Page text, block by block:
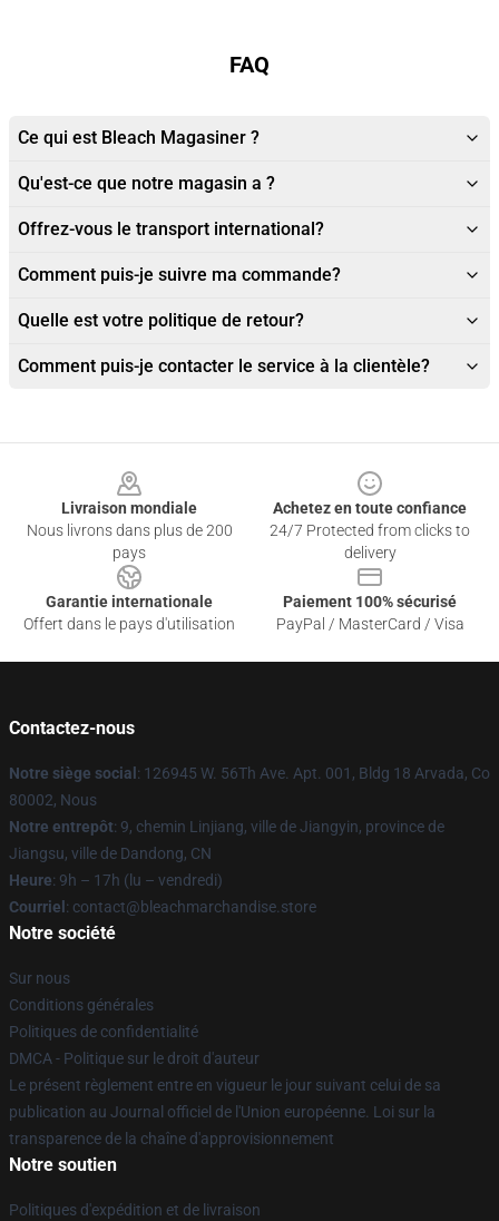
FAQ
Ce qui est Bleach Magasiner ?
Qu'est-ce que notre magasin a ?
Offrez-vous le transport international?
Comment puis-je suivre ma commande?
Quelle est votre politique de retour?
Comment puis-je contacter le service à la clientèle?
Livraison mondiale
Nous livrons dans plus de 200
pays
Achetez en toute confiance
24/7 Protected from clicks to
delivery
Garantie internationale
Offert dans le pays d'utilisation
Paiement 100% sécurisé
PayPal / MasterCard / Visa
Contactez-nous
Notre siège social : 126945 W. 56Th Ave. Apt. 001, Bldg 18 Arvada, Co
80002, Nous
Notre entrepôt: 9, chemin Linjiang, ville de Jiangyin, province de
Jiangsu, ville de Dandong, CN
Heure: 9h – 17h (lu – vendredi)
Courriel : contact@bleachmarchandise.store
Notre société
Sur nous
Conditions générales
Politiques de confidentialité
DMCA - Politique sur le droit d'auteur
Le présent règlement entre en vigueur le jour suivant celui de sa
publication au Journal officiel de l'Union européenne. Loi sur la
transparence de la chaîne d'approvisionnement
Notre soutien
Politiques d'expédition et de livraison